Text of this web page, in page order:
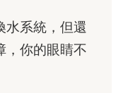
水系統，但還
，你的眼睛不